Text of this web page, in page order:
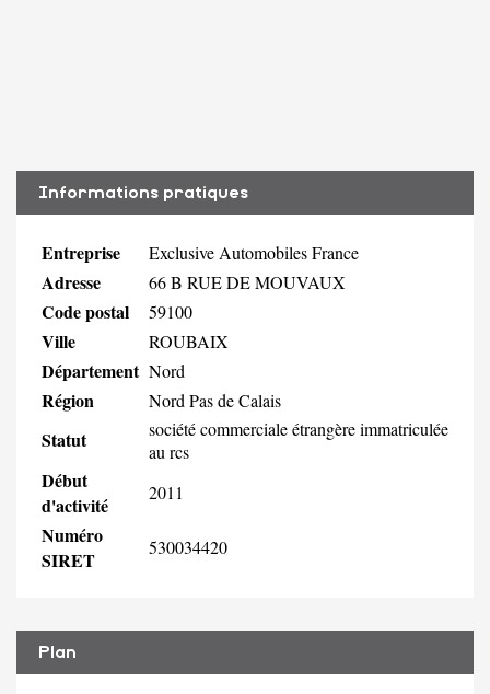
Informations pratiques
Entreprise Exclusive Automobiles France
Adresse 66 B RUE DE MOUVAUX
Code postal 59100
Ville ROUBAIX
Département Nord
Région Nord Pas de Calais
Statut
société commerciale étrangère immatriculée
au rcs
Début
d'activité
2011
Numéro
SIRET
530034420
Plan